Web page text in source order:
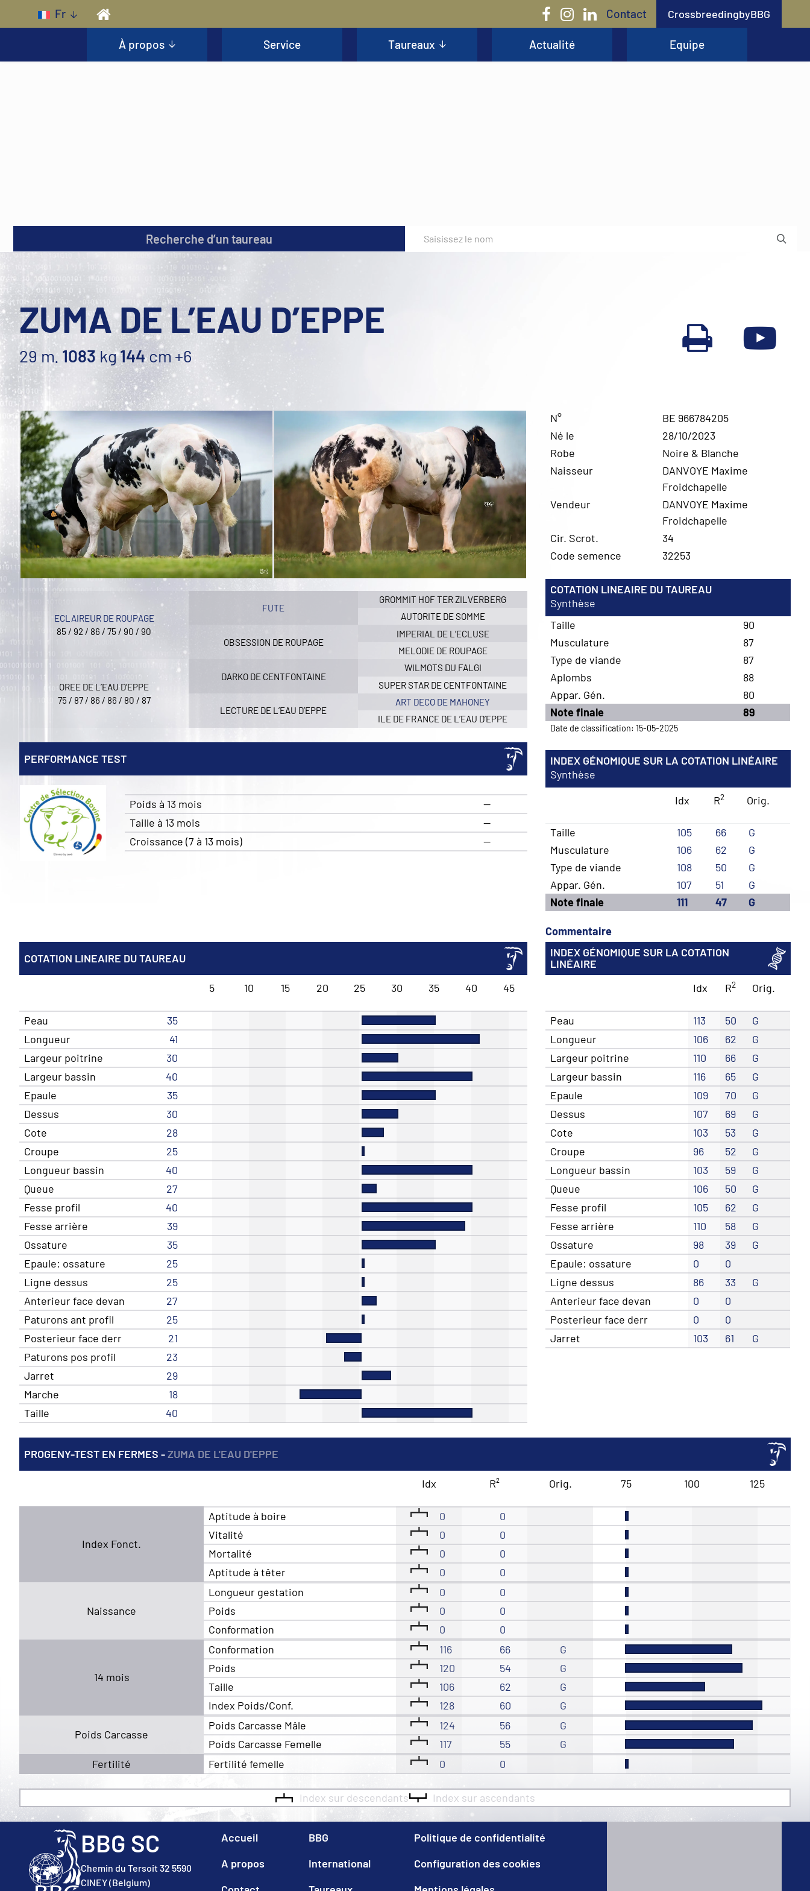
Skip to main content
Fr Contact CrossbreedingbyBBG
À propos Service Taureaux Actualité Equipe
Recherche d’un taureau
ZUMA DE L’EAU D’EPPE
29 m. 1083 kg144cm+6
ECLAIREUR DE ROUPAGE
85 / 92 / 86 / 75 / 90 / 90
FUTE
OBSESSION DE ROUPAGE
GROMMIT HOF TER ZILVERBERG
AUTORITE DE SOMME
IMPERIAL DE L’ECLUSE
MELODIE DE ROUPAGE
OREE DE L’EAU D’EPPE
75 / 87 / 86 / 86 / 80 / 87
DARKO DE CENTFONTAINE
LECTURE DE L’EAU D’EPPE
WILMOTS DU FALGI
SUPER STAR DE CENTFONTAINE
ART DECO DE MAHONEY
ILE DE FRANCE DE L’EAU D’EPPE
PERFORMANCE TEST
Poids à 13 mois
—
Taille à 13 mois
—
Croissance (7 à 13 mois)
—
N°
BE 966784205
Né le
28/10/2023
Robe
Noire & Blanche
Naisseur
DANVOYE Maxime
Froidchapelle
Vendeur
DANVOYE Maxime
Froidchapelle
Cir. Scrot.
34
Code semence
32253
COTATION LINEAIRE DU TAUREAU
Synthèse
Taille
90
Musculature
87
Type de viande
87
Aplombs
88
Appar. Gén.
80
Note finale
89
Date de classification: 15-05-2025
INDEX GÉNOMIQUE SUR LA COTATION LINÉAIRE
Synthèse
Idx
R2 Orig.
Taille 105 66
G
Musculature
106 62
G
Type de viande
108 50
G
Appar. Gén.
107 51
G
Note finale
111 47 G
Commentaire
COTATION LINEAIRE DU TAUREAU
5 10 15 20 25 30 35 40 45
Peau
35
Longueur
41
Largeur poitrine
30
Largeur bassin
40
Epaule
35
Dessus
30
Cote
28
Croupe
25
Longueur bassin
40
Queue
27
Fesse profil
40
Fesse arrière
39
Ossature
35
Epaule: ossature
25
Ligne dessus
25
Anterieur face devan
27
Paturons ant profil
25
Posterieur face derr
21
Paturons pos profil
23
Jarret
29
Marche
18
Taille
40
INDEX GÉNOMIQUE SUR LA COTATION
LINÉAIRE
Idx
R2 Orig.
Peau 113 50
G
Longueur
106 62
G
Largeur poitrine
110 66
G
Largeur bassin
116 65
G
Epaule
109 70
G
Dessus
107 69
G
Cote
103 53
G
Croupe
96 52
G
Longueur bassin
103 59
G
Queue
106 50
G
Fesse profil
105 62
G
Fesse arrière
110 58
G
Ossature
98 39
G
Epaule: ossature
0
0
Ligne dessus
86 33
G
Anterieur face devan
0
0
Posterieur face derr
0
0
Jarret
103 61 G
PROGENY-TEST EN FERMES -ZUMA DE L'EAU D'EPPE
Idx R² Orig. 75 100 125
Index Fonct.
Aptitude à boire 0
0
Vitalité
0
0
Mortalité
0
0
Aptitude à têter
0 0
Naissance
Longueur gestation 0
0
Poids
0
0
Conformation
0 0
14 mois
Conformation 116 66
G
Poids
120 54
G
Taille
106 62
G
Index Poids/Conf.
128 60 G
Poids Carcasse
Poids Carcasse Mâle 124 56
G
Poids Carcasse Femelle
117 55
G
Fertilité
Fertilité femelle 0 0
Index sur descendants Index sur ascendants
BBG SC
Chemin du Tersoit 32 5590
CINEY (Belgium)
Accueil
A propos
BBG
International
Politique de confidentialité
Configuration des cookies